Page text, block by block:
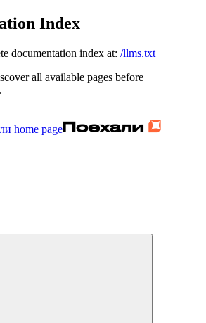
Index
documentation index at: /llms.txt
all available pages before
home page